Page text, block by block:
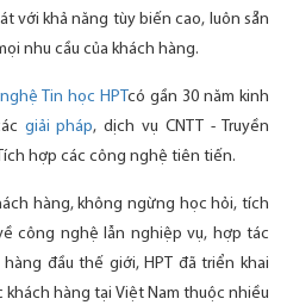
với khả năng tùy biến cao, luôn sẵn
nhu cầu của khách hàng.
Tin học HPTcó gần 30 năm kinh
giải pháp, dịch vụ CNTT - Truyền
hợp các công nghệ tiên tiến.
hàng, không ngừng học hỏi, tích
công nghệ lẫn nghiệp vụ, hợp tác
đầu thế giới, HPT đã triển khai
hàng tại Việt Nam thuộc nhiều